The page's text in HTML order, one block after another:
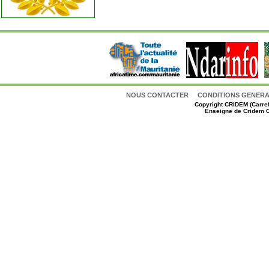
NOUS CONTACTER CONDITIONS
CopyrightCRIDEM
Enseigne de Cridem